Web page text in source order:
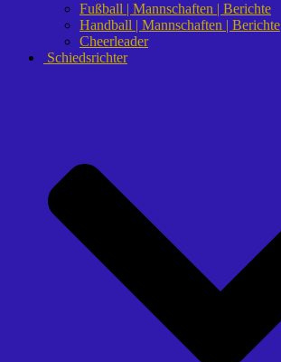
Fußball | Mannschaften | Berichte
Handball | Mannschaften | Berichte
Cheerleader
Schiedsrichter